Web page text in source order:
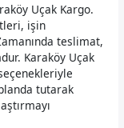
Uçak Kargo.
işin
teslimat,
Karaköy Uçak
tutarak